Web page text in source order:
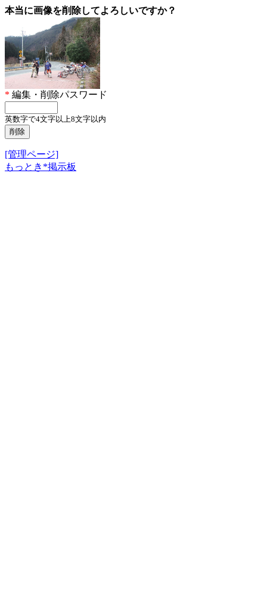
本当に画像を削除してよろしいですか？
* 編集・削除パスワード
英数字で4文字以上8文字以内
[管理ページ]
もっとき*掲示板